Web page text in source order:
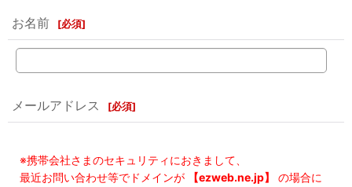
お名前 [必須]
メールアドレス [必須]
※携帯会社さまのセキュリティにおきまして、
最近お問い合わせ等でドメインが
【ezweb.ne.jp】
の場合に